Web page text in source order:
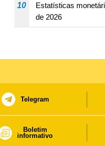
10
Estatísticas
de 2026
Telegram
Boletim
informativo